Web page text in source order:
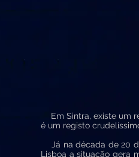
Em Sintra, existe um
é um registo
Já na década de 20
Lisboa a situação gera